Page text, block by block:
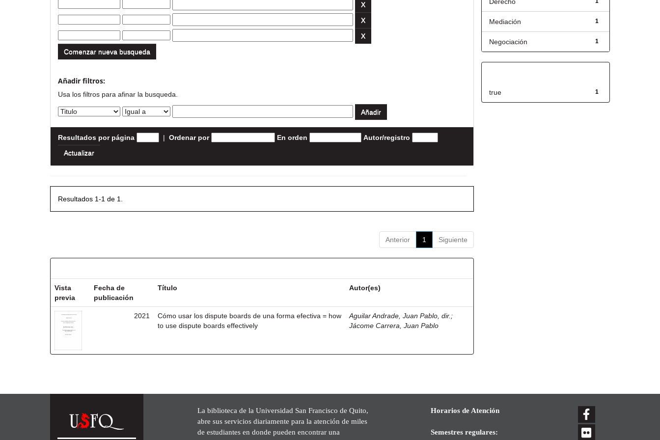
Comenzar nueva busqueda
Añadir filtros:
Usa los filtros para afinar la busqueda.
Resultados por página | Ordenar por En orden Autor/registro
Resultados 1-1 de 1.
Anterior 1 Siguiente
Vista
previa
Fecha de
publicación
Título Autor(es)
2021
Cómo usar los dispute boards de una forma efectiva = how
to use dispute boards effectively
Aguilar Andrade, Juan Pablo, dir. ;
Jácome Carrera, Juan Pablo
1
Mediación
1
Negociación
1
true
La biblioteca de la Universidad San Francisco de Quito,
abre sus servicios diariamente para la atención de miles
de estudiantes en donde pueden encontrar una
Horarios de Atención
Semestres regulares: